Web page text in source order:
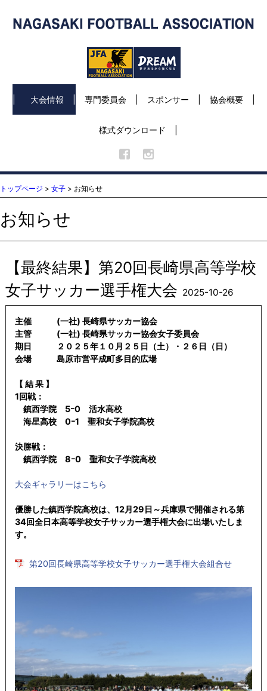
大会情報 専門委員会 スポンサー 協会概要
様式ダウンロード
トップページ > 女子 > お知らせ
お知らせ
【最終結果】第20回長崎県高等学校
女子サッカー選手権大会 2025-10-26
主催 (一社) 長崎県サッカー協会
主管 (一社) 長崎県サッカー協会女子委員会
期日 ２０２５年１０月２５日（土）・２６日（日）
会場 島原市営平成町多目的広場
【 結 果 】
1回戦：
鎮西学院 5ｰ0 活水高校
海星高校 0ｰ1 聖和女子学院高校
決勝戦：
鎮西学院 8ｰ0 聖和女子学院高校
大会ギャラリーはこちら
優勝した鎮西学院高校は、12月29日～兵庫県で開催される第
34回全日本高等学校女子サッカー選手権大会に出場いたしま
す。
第20回長崎県高等学校女子サッカー選手権大会組合せ